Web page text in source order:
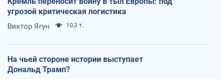
угрозой критическая логистика
Виктор Ягун 10,3 т.
На чьей стороне истории выступает
Дональд Трамп?